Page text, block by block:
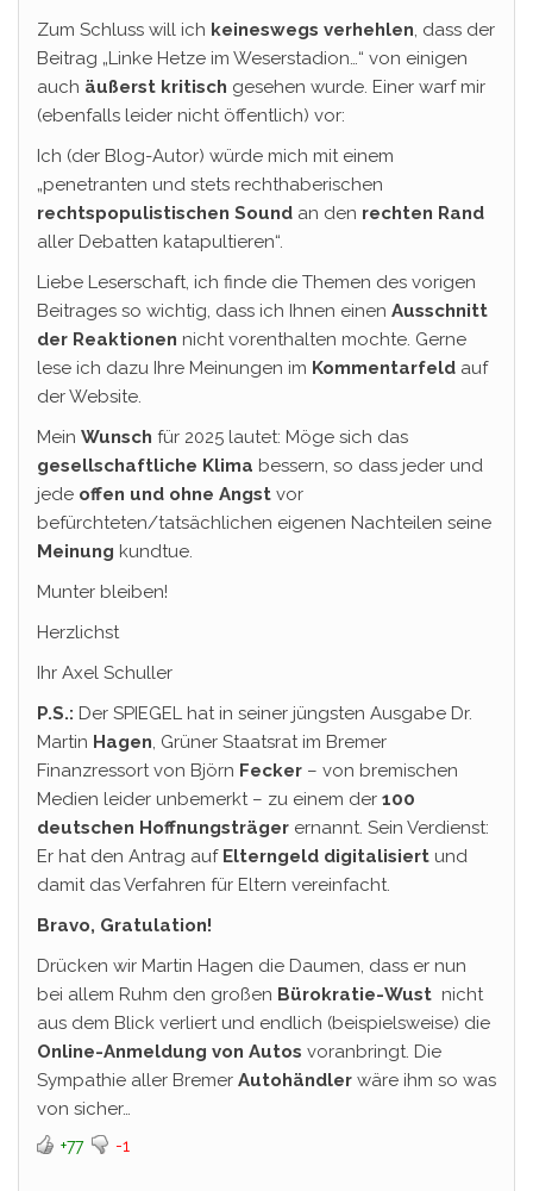
Zum Schluss will ich keineswegs verhehlen, dass der
Beitrag „Linke Hetze im Weserstadion…“ von einigen
auch äußerst kritisch gesehen wurde. Einer warf mir
(ebenfalls leider nicht öffentlich) vor:
Ich (der Blog-Autor) würde mich mit einem
„penetranten und stets rechthaberischen
rechtspopulistischen Sound an den rechten Rand
aller Debatten katapultieren“.
Liebe Leserschaft, ich finde die Themen des vorigen
Beitrages so wichtig, dass ich Ihnen einen Ausschnitt
der Reaktionen nicht vorenthalten mochte. Gerne
lese ich dazu Ihre Meinungen im Kommentarfeld auf
der Website.
Mein Wunsch für 2025 lautet: Möge sich das
gesellschaftliche Klima bessern, so dass jeder und
jede offen und ohne Angst vor
befürchteten/tatsächlichen eigenen Nachteilen seine
Meinung kundtue.
Munter bleiben!
Herzlichst
Ihr Axel Schuller
P.S.: Der SPIEGEL hat in seiner jüngsten Ausgabe Dr.
Martin Hagen, Grüner Staatsrat im Bremer
Finanzressort von Björn Fecker – von bremischen
Medien leider unbemerkt – zu einem der 100
deutschen Hoffnungsträger ernannt. Sein Verdienst:
Er hat den Antrag auf Elterngeld digitalisiert und
damit das Verfahren für Eltern vereinfacht.
Bravo, Gratulation!
Drücken wir Martin Hagen die Daumen, dass er nun
bei allem Ruhm den großen Bürokratie-Wust nicht
aus dem Blick verliert und endlich (beispielsweise) die
Online-Anmeldung von Autos voranbringt. Die
Sympathie aller Bremer Autohändler wäre ihm so was
von sicher…
+77 -1